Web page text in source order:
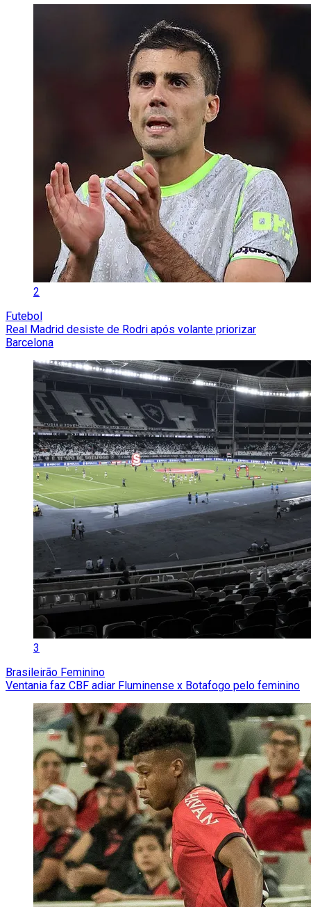
2
Futebol
Real Madrid desiste de Rodri após volante priorizar
Barcelona
3
Brasileirão Feminino
Ventania faz CBF adiar Fluminense x Botafogo pelo feminino